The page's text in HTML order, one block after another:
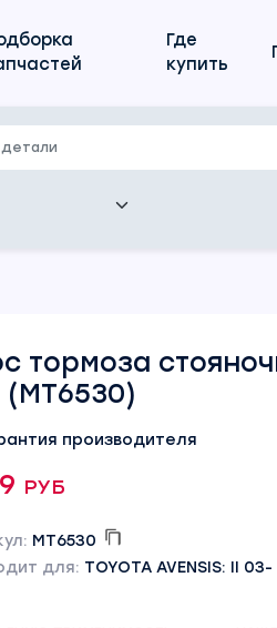
Где
купить
тормоза
производителя
руб
MT6530
для: TOYOTA AVENSIS: II 03-